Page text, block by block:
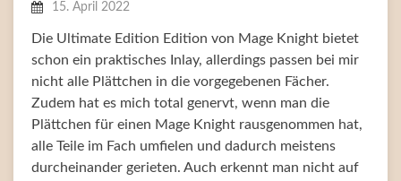
15. April 2022
Die Ultimate Edition Edition von Mage Knight bietet
schon ein praktisches Inlay, allerdings passen bei mir
nicht alle Plättchen in die vorgegebenen Fächer.
Zudem hat es mich total genervt, wenn man die
Plättchen für einen Mage Knight rausgenommen hat,
alle Teile im Fach umfielen und dadurch meistens
durcheinander gerieten. Auch erkennt man nicht auf